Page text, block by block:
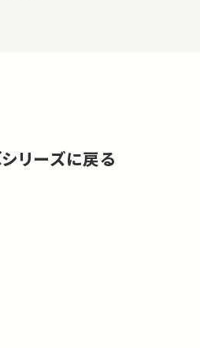
シリーズに戻る